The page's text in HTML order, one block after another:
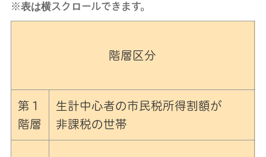
※表は横スクロールできます。
階層区分
第１
階層
生計中心者の市民税所得割額が
非課税の世帯